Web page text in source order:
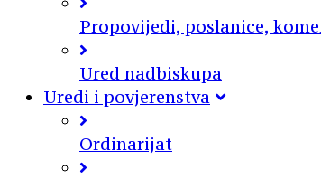
Propovijedi, poslanice,
Ured nadbiskupa
Uredi i povjerenstva
Ordinarijat